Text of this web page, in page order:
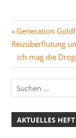
Vorheriger
Beitrag:
Generation
Reizüberflutung
Nächster
Beitrag:
ich mag die
AKTUELLES HEFT